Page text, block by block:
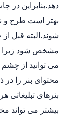
دهد.بنابراین در
بهتر است طرح و
شوند.البته قبل
مشخص شود زیرا
می توانید از
محتوای بنر را
بنرهای
بیشتر می تواند